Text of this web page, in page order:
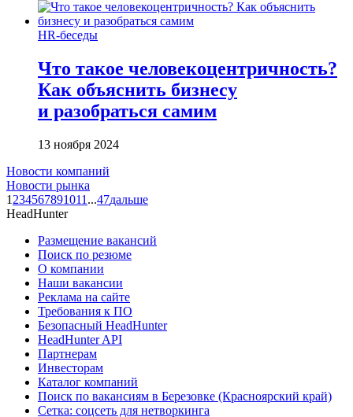
HR-беседы
Что такое человеко­центричность?
Как объяснить бизнесу
и разобраться самим
13 ноября 2024
Новости компаний
Новости рынка
1 234567891011 ...47дальше
HeadHunter
Размещение вакансий
Поиск по резюме
О компании
Наши вакансии
Реклама на сайте
Требования к ПО
Безопасный HeadHunter
HeadHunter API
Партнерам
Инвесторам
Каталог компаний
Поиск по вакансиям в Березовке (Красноярский край)
Сетка: соцсеть для нетворкинга